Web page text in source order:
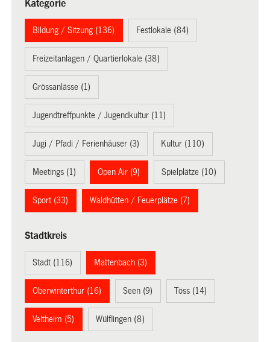
Kategorie
Bildung / Sitzung (136) Festlokale (84)
Freizeitanlagen / Quartierlokale (38)
Grössanlässe (1)
Jugendtreffpunkte / Jugendkultur (11)
Jugi / Pfadi / Ferienhäuser (3) Kultur (110)
Meetings (1) Open Air (9) Spielplätze (10)
Sport (33) Waldhütten / Feuerplätze (7)
Stadtkreis
Stadt (116) Mattenbach (3)
Oberwinterthur (16) Seen (9) Töss (14)
Veltheim (5) Wülflingen (8)